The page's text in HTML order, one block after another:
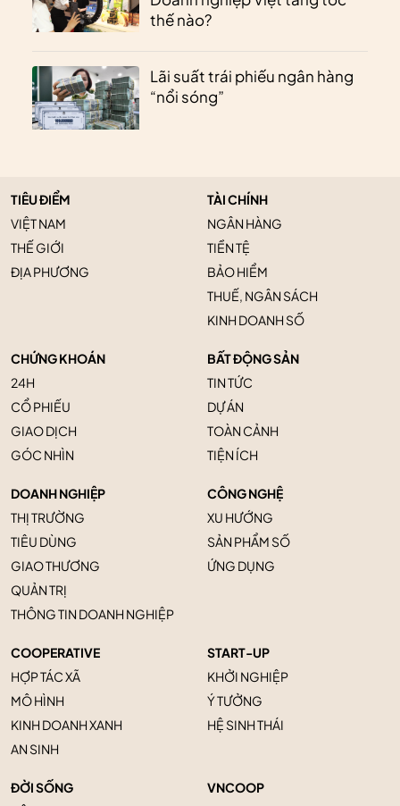
thế nào?
Lãi suất trái phiếu ngân hàng
“nổi sóng”
TIÊU ĐIỂM
VIỆT NAM
THẾ GIỚI
ĐỊA PHƯƠNG
TÀI CHÍNH
NGÂN HÀNG
TIỀN TỆ
BẢO HIỂM
THUẾ, NGÂN SÁCH
KINH DOANH SỐ
CHỨNG KHOÁN
24H
CỔ PHIẾU
GIAO DỊCH
GÓC NHÌN
BẤT ĐỘNG SẢN
TIN TỨC
DỰ ÁN
TOÀN CẢNH
TIỆN ÍCH
DOANH NGHIỆP
THỊ TRƯỜNG
TIÊU DÙNG
GIAO THƯƠNG
QUẢN TRỊ
THÔNG TIN DOANH NGHIỆP
CÔNG NGHỆ
XU HƯỚNG
SẢN PHẨM SỐ
ỨNG DỤNG
COOPERATIVE
HỢP TÁC XÃ
MÔ HÌNH
KINH DOANH XANH
AN SINH
START-UP
KHỞI NGHIỆP
Ý TƯỞNG
HỆ SINH THÁI
ĐỜI SỐNG
VNCOOP